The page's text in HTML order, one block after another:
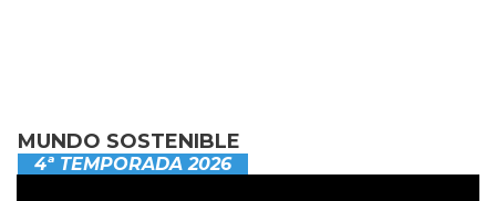
MUNDO SOSTENIBLE
4ª TEMPORADA 2026